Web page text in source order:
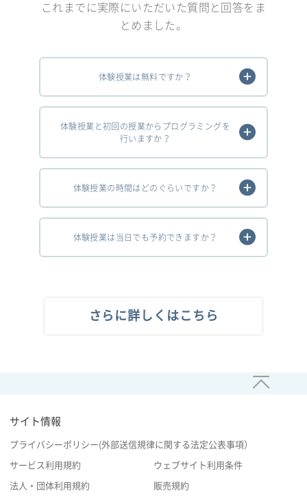
これまでに実際にいただいた質問と回答をま
とめました。
体験授業は無料ですか？
体験授業と初回の授業からプログラミングを
行いますか？
体験授業の時間はどのぐらいですか？
体験授業は当日でも予約できますか？
さらに詳しくはこちら
サイト情報
プライバシーポリシー(外部送信規律に関する法定公表事項）
サービス利用規約 ウェブサイト利用条件
法人・団体利用規約 販売規約